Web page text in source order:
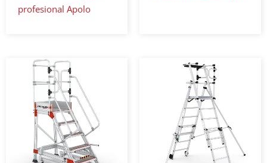
profesional Apolo